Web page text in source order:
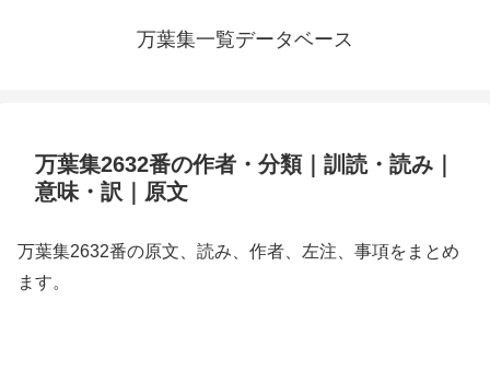
万葉集一覧データベース
万葉集2632番の作者・分類｜訓読・読み｜
意味・訳｜原文
万葉集2632番の原文、読み、作者、左注、事項をまとめ
ます。